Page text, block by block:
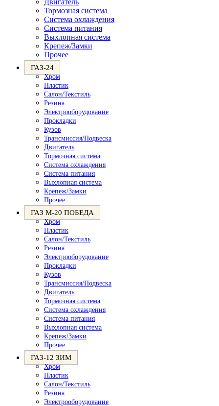
Двигатель
Тормозная система
Система охлаждения
Система питания
Выхлопная система
Крепеж/Замки
Прочее
ГАЗ-24
Хром
Пластик
Салон/Текстиль
Резина
Электрооборудование
Прокладки
Кузов
Трансмиссия/Подвеска
Двигатель
Тормозная система
Система охлаждения
Система питания
Выхлопная система
Крепеж/Замки
Прочее
ГАЗ М-20 ПОБЕДА
Хром
Пластик
Салон/Текстиль
Резина
Электрооборудование
Прокладки
Кузов
Трансмиссия/Подвеска
Двигатель
Тормозная система
Система охлаждения
Система питания
Выхлопная система
Крепеж/Замки
Прочее
ГАЗ-12 ЗИМ
Хром
Пластик
Салон/Текстиль
Резина
Электрооборудование